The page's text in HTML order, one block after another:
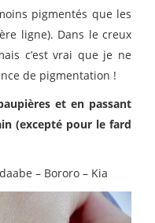
pigmentés que les
ligne). Dans le creux
c’est vrai que je ne
de pigmentation !
et en passant
(excepté pour le fard
– Bororo – Kia